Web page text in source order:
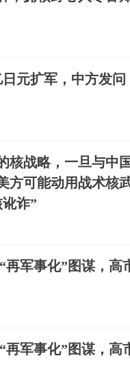
元扩军，中方发问
核战略，一旦与中
方可能动用战术核
诈”
再军事化”图谋，高
再军事化”图谋，高